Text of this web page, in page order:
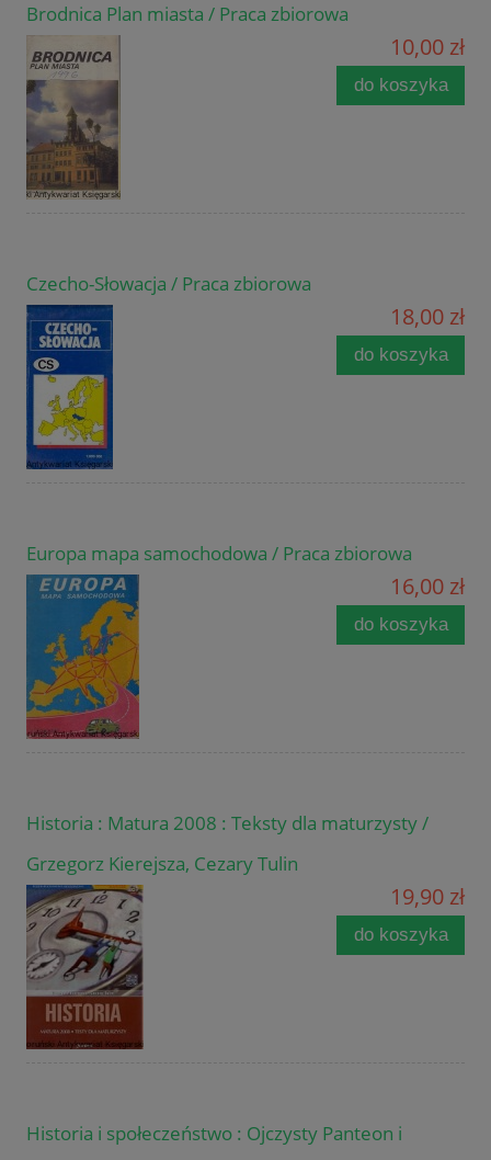
Brodnica Plan miasta / Praca zbiorowa
10,00 zł
do koszyka
Czecho-Słowacja / Praca zbiorowa
18,00 zł
do koszyka
Europa mapa samochodowa / Praca zbiorowa
16,00 zł
do koszyka
Historia : Matura 2008 : Teksty dla maturzysty /
Grzegorz Kierejsza, Cezary Tulin
19,90 zł
do koszyka
Historia i społeczeństwo : Ojczysty Panteon i